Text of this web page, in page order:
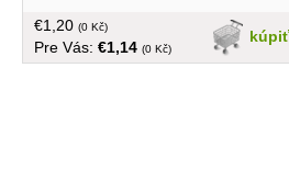
kúpiť
€1,20 (0 Kč)
Pre Vás: €1,14 (0 Kč)